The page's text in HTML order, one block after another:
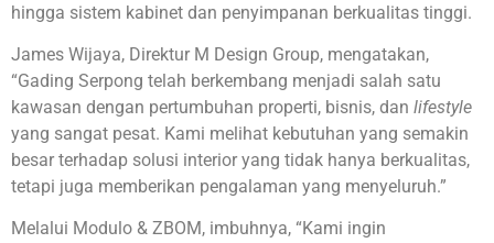
hingga sistem kabinet dan penyimpanan berkualitas tinggi.
James Wijaya, Direktur M Design Group, mengatakan,
“Gading Serpong telah berkembang menjadi salah satu
kawasan dengan pertumbuhan properti, bisnis, dan lifestyle
yang sangat pesat. Kami melihat kebutuhan yang semakin
besar terhadap solusi interior yang tidak hanya berkualitas,
tetapi juga memberikan pengalaman yang menyeluruh.”
Melalui Modulo & ZBOM, imbuhnya, “Kami ingin